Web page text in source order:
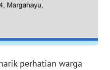
perhatian warga